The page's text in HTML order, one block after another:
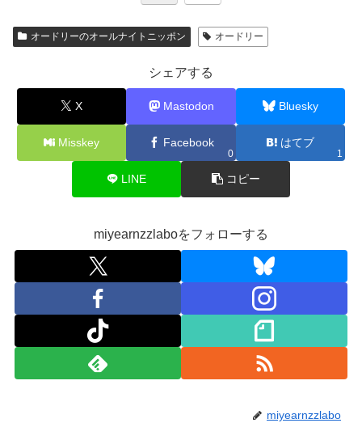
オードリーのオールナイトニッポン オードリー
シェアする
X Mastodon Bluesky
Misskey Facebook
0
はてブ
1
LINE コピー
miyearnzzlaboをフォローする
miyearnzzlabo